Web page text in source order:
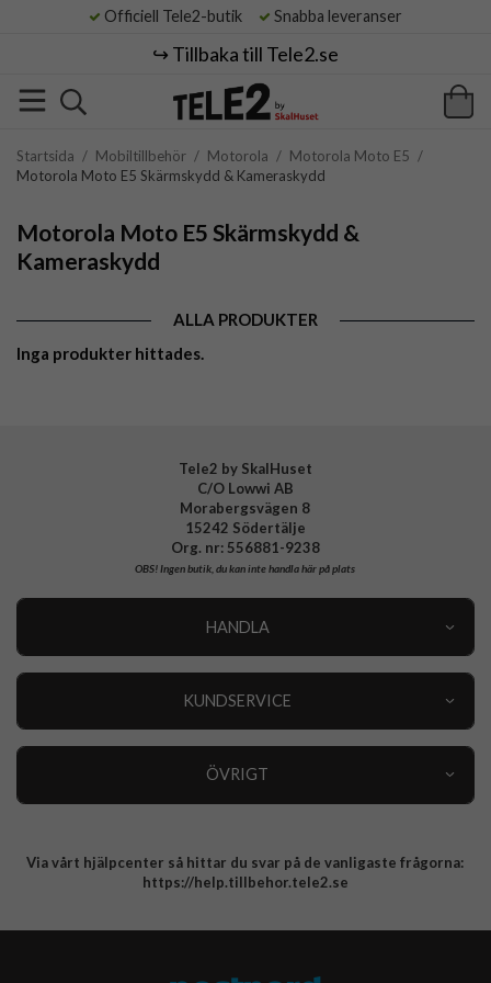
Officiell Tele2-butik Snabba leveranser
↪️ Tillbaka till Tele2.se
Startsida / Mobiltillbehör / Motorola / Motorola Moto E5 /
Motorola Moto E5 Skärmskydd & Kameraskydd
Motorola Moto E5 Skärmskydd &
Kameraskydd
ALLA PRODUKTER
Inga produkter hittades.
Tele2 by SkalHuset
C/O Lowwi AB
Morabergsvägen 8
15242 Södertälje
Org. nr: 556881-9238
OBS!Ingen butik, du kan inte handla här på plats
HANDLA
KUNDSERVICE
ÖVRIGT
Integritetspolicy
Via vårt hjälpcenter så hittar du svar på de vanligaste frågorna:
https://help.tillbehor.tele2.se